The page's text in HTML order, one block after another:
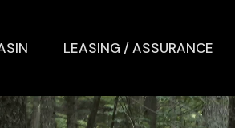
LEASING / ASSURANCE